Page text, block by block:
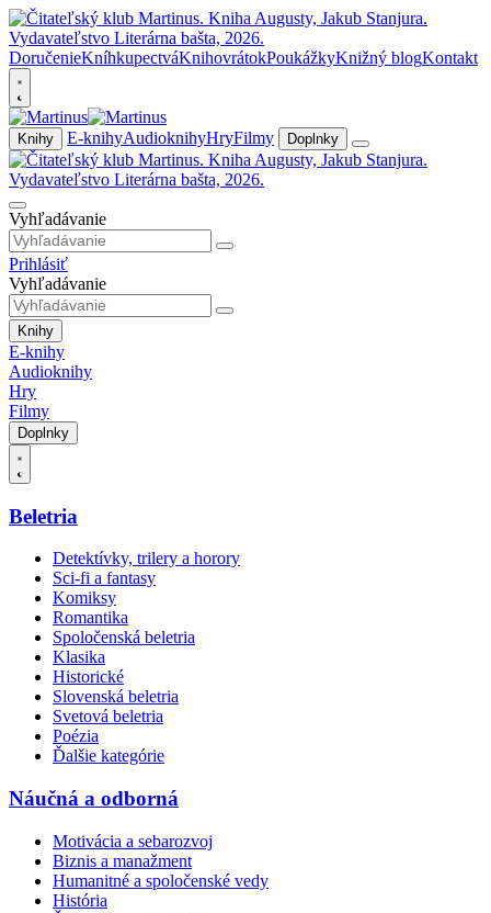
DoručenieKníhkupectváKnihovrátokPoukážkyKnižný blogKontakt
Knihy E-knihyAudioknihyHryFilmy Doplnky
Vyhľadávanie
Prihlásiť
Vyhľadávanie
Knihy
E-knihy
Audioknihy
Hry
Filmy
Doplnky
Beletria
Detektívky, trilery a horory
Sci-fi a fantasy
Komiksy
Romantika
Spoločenská beletria
Klasika
Historické
Slovenská beletria
Svetová beletria
Poézia
Ďalšie kategórie
Náučná a odborná
Motivácia a sebarozvoj
Biznis a manažment
Humanitné a spoločenské vedy
História